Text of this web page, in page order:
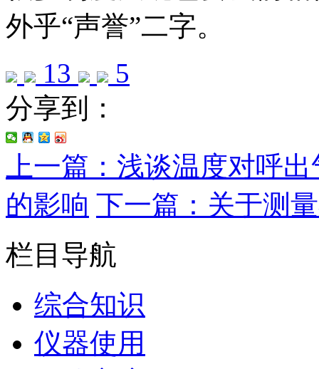
外乎“声誉”二字。
13
5
分享到：
上一篇：浅谈温度对呼
的影响 下一篇：关于测
栏目导航
综合知识
仪器使用